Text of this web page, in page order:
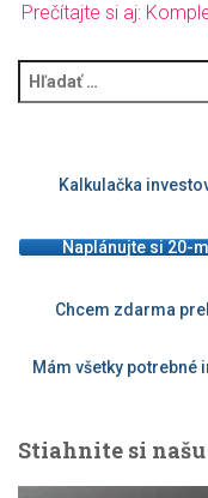
Prečítajte si aj:
ľ
Kalkulačka
Naplánujte si 20-
Chcem zdarma
Mám všetky
Stiahnite si